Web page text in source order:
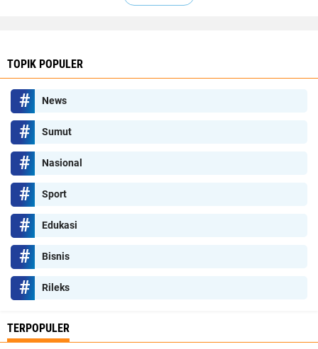
TOPIK POPULER
News
Sumut
Nasional
Sport
Edukasi
Bisnis
Rileks
TERPOPULER